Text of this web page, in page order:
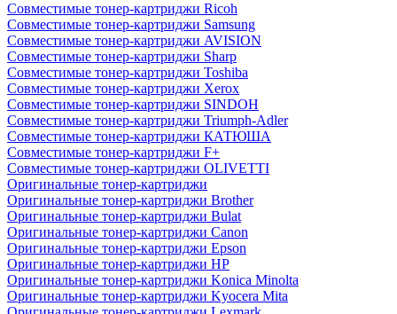
Совместимые тонер-картриджи Ricoh
Совместимые тонер-картриджи Samsung
Совместимые тонер-картриджи AVISION
Совместимые тонер-картриджи Sharp
Совместимые тонер-картриджи Toshiba
Совместимые тонер-картриджи Xerox
Совместимые тонер-картриджи SINDOH
Совместимые тонер-картриджи Triumph-Adler
Совместимые тонер-картриджи КАТЮША
Совместимые тонер-картриджи F+
Совместимые тонер-картриджи OLIVETTI
Оригинальные тонер-картриджи
Оригинальные тонер-картриджи Brother
Оригинальные тонер-картриджи Bulat
Оригинальные тонер-картриджи Canon
Оригинальные тонер-картриджи Epson
Оригинальные тонер-картриджи HP
Оригинальные тонер-картриджи Konica Minolta
Оригинальные тонер-картриджи Kyocera Mita